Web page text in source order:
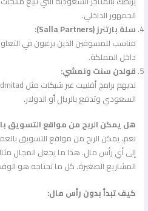
الجمهور الداخلي.
سلة بارتنرز (Salla Partners):
مناسب للمسوقين الذين يرغبون في
داخل المملكة.
قولدن سنت ونمشي:
السعودي وتدفع بالريال أو الدولار.
هل يمكن الربح من مواقع التسويق
نعم، يمكن الربح من مواقع التسويق
إلى أي رأس مال. هذا ما يجعل المجال
المشاريع الصغيرة. كل ما تحتاجه هو
كيف تبدأ بدون رأس مال: